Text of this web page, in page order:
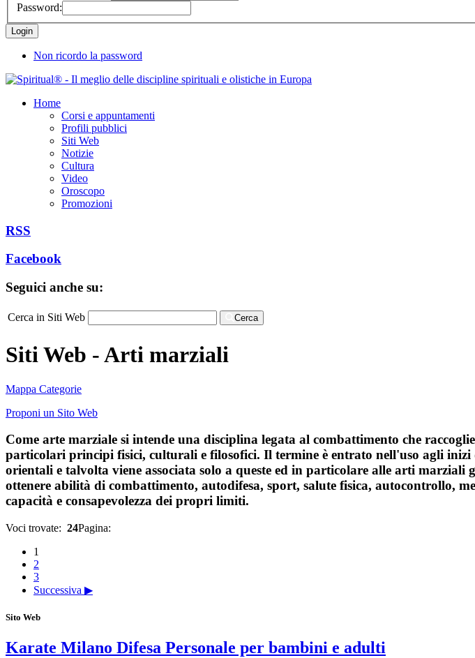
Password:
Non ricordo la password
Home
Corsi e appuntamenti
Profili pubblici
Siti Web
Notizie
Cultura
Video
Oroscopo
Promozioni
RSS
Facebook
Seguici anche su:
Cerca in Siti Web Cerca
Siti Web - Arti marziali
Mappa Categorie
Proponi un Sito Web
Come arte marziale si intende una disciplina legata al combattimento che
particolari principi fisici, culturali e filosofici. Il termine è entrato nell'uso agli
orientali e talvolta viene associata solo a queste ed in particolare alle arti
ottenere abilità di combattimento, autodifesa, sport, salute fisica, autocontrollo,
capacità e consapevolezza dei propri limiti.
Voci trovate: 24Pagina:
1
2
3
Successiva ▶
Sito Web
Karate Milano Difesa Personale per bambini e adulti